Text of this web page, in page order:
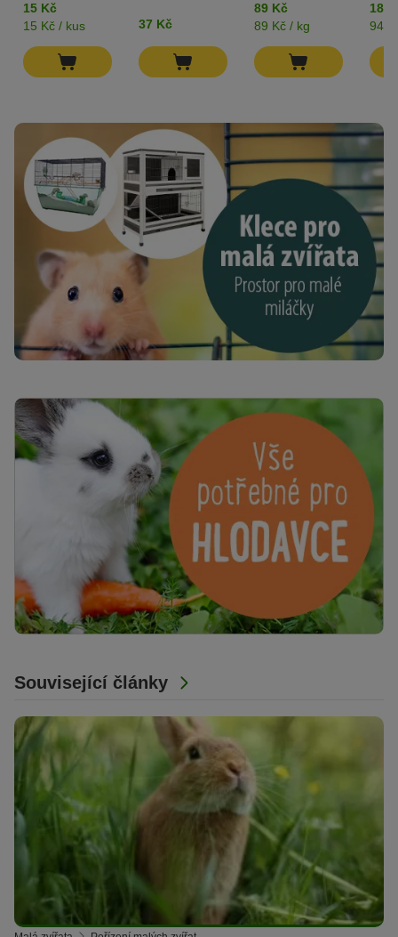
Související články
mazlíčky
15 Kč
15 Kč / kus
37 Kč
89 Kč
89 Kč / kg
189
945